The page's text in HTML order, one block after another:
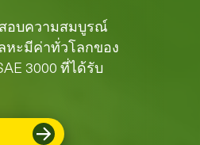
อบความสมบูรณ์
หะมีค่าทั่วโลกของ
3000 ที่ได้รับ